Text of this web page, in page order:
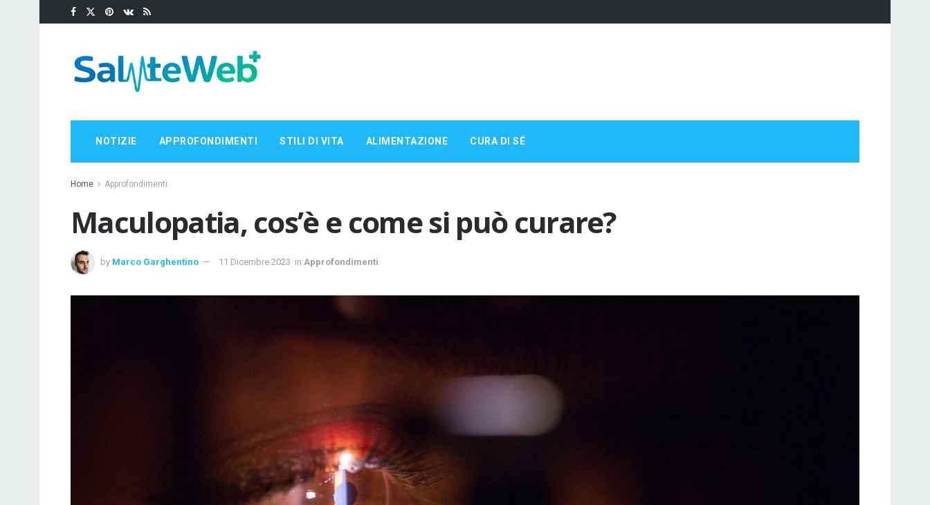
NOTIZIE APPROFONDIMENTI STILI DI VITA ALIMENTAZIONE CURA DI SÉ
Home Approfondimenti
Maculopatia, cos’è e come si può curare?
by Marco Garghentino 11 Dicembre 2023 in Approfondimenti